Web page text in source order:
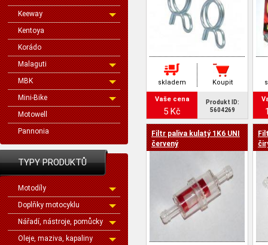
Keeway
Kentoya
Korádo
Malaguti
MBK
Mini-Bike
Motowell
Pannonia
TYPY PRODUKTŮ
Motodíly
Doplňky motocyklu
Nářadí, nástroje, pomůcky
Oleje, maziva, kapaliny
skladem Koupit
Vaše cena
5 Kč
Produkt ID:
5604269
Filtr paliva kulatý 1K6 UNI
červený